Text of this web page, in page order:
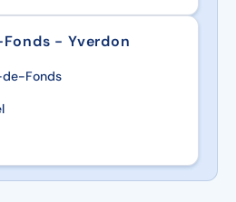
- Yverdon
de-Fonds